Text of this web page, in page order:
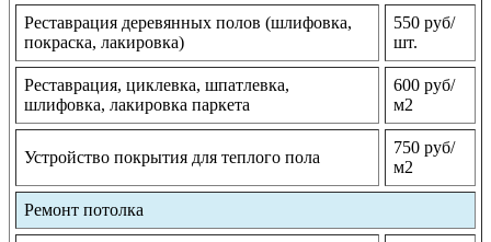
Реставрация деревянных полов (шлифовка,
покраска, лакировка)
550 руб/
шт.
Реставрация, циклевка, шпатлевка,
шлифовка, лакировка паркета
600 руб/
м2
Устройство покрытия для теплого пола
750 руб/
м2
Ремонт потолка